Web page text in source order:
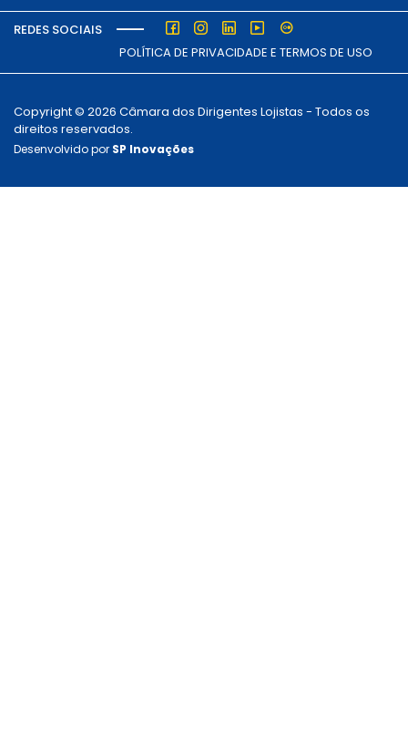
REDES SOCIAIS
POLÍTICA DE PRIVACIDADE E TERMOS DE USO
Copyright © 2026 Câmara dos Dirigentes Lojistas - Todos os
direitos reservados.
Desenvolvido por SP Inovações